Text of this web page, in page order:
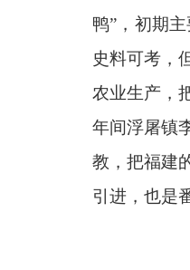
鸭”，初期
史料可考，
农业生产，
年间浮屠镇
教，把福建
引进，也是